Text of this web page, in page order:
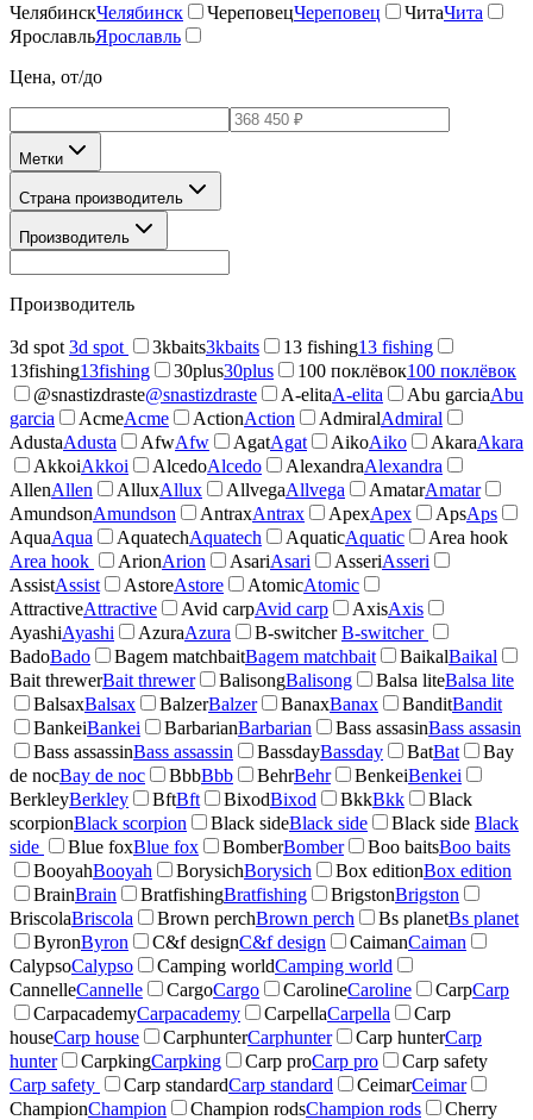
ЧелябинскЧелябинск ЧереповецЧереповец ЧитаЧита
ЯрославльЯрославль
Цена, от/до
Метки
Страна производитель
Производитель
Производитель
3d spot 3d spot 3kbaits3kbaits 13 fishing13 fishing
13fishing13fishing 30plus30plus 100 поклёвок100 поклёвок
@snastizdraste@snastizdraste A-elitaA-elita Abu garciaAbu
garcia
AcmeAcme ActionAction AdmiralAdmiral
AdustaAdusta AfwAfw AgatAgat AikoAiko AkaraAkara
AkkoiAkkoi AlcedoAlcedo AlexandraAlexandra
AllenAllen AlluxAllux AllvegaAllvega AmatarAmatar
AmundsonAmundson AntraxAntrax ApexApex ApsAps
AquaAqua AquatechAquatech AquaticAquatic
Area hook
Area hook
ArionArion AsariAsari AsseriAsseri
AssistAssist AstoreAstore AtomicAtomic
AttractiveAttractive Avid carpAvid carp AxisAxis
AyashiAyashi AzuraAzura B-switcherB-switcher
BadoBado Bagem matchbaitBagem matchbait BaikalBaikal
Bait threwerBait threwer BalisongBalisong Balsa liteBalsa lite
BalsaxBalsax BalzerBalzer BanaxBanax BanditBandit
BankeiBankei BarbarianBarbarian Bass assasinBass assasin
Bass assassinBass assassin BassdayBassday BatBat
Bay
de nocBay de noc BbbBbb BehrBehr BenkeiBenkei
BerkleyBerkley BftBft BixodBixod BkkBkk
Black
scorpionBlack scorpion Black sideBlack side Black side Black
side
Blue foxBlue fox BomberBomber Boo baitsBoo baits
BooyahBooyah BorysichBorysich Box editionBox edition
BrainBrain BratfishingBratfishing BrigstonBrigston
BriscolaBriscola Brown perchBrown perch Bs planetBs planet
ByronByron C&f designC&f design CaimanCaiman
CalypsoCalypso Camping worldCamping world
CannelleCannelle CargoCargo CarolineCaroline CarpCarp
CarpacademyCarpacademy CarpellaCarpella
Carp
houseCarp house CarphunterCarphunter Carp hunterCarp
hunter
CarpkingCarpking Carp proCarp pro
Carp safety
Carp safety
Carp standardCarp standard CeimarCeimar
ChampionChampion Champion rodsChampion rods
Cherry